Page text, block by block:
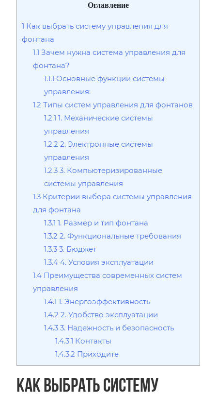
Оглавление
1 Как выбрать систему управления для
фонтана
1.1 Зачем нужна система управления для
фонтана?
1.1.1 Основные функции системы
управления:
1.2 Типы систем управления для фонтанов
1.2.1 1. Механические системы
управления
1.2.2 2. Электронные системы
управления
1.2.3 3. Компьютеризированные
системы управления
1.3 Критерии выбора системы управления
для фонтана
1.3.1 1. Размер и тип фонтана
1.3.2 2. Функциональные требования
1.3.3 3. Бюджет
1.3.4 4. Условия эксплуатации
1.4 Преимущества современных систем
управления
1.4.1 1. Энергоэффективность
1.4.2 2. Удобство эксплуатации
1.4.3 3. Надежность и безопасность
1.4.3.1 Контакты
1.4.3.2 Приходите
Как выбрать систему